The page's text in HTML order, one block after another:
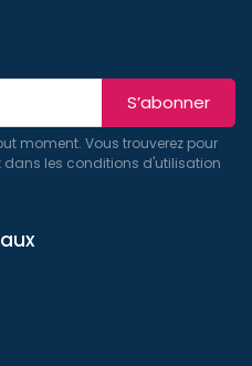
S’abonner
moment. Vous trouverez pour
les conditions d'utilisation